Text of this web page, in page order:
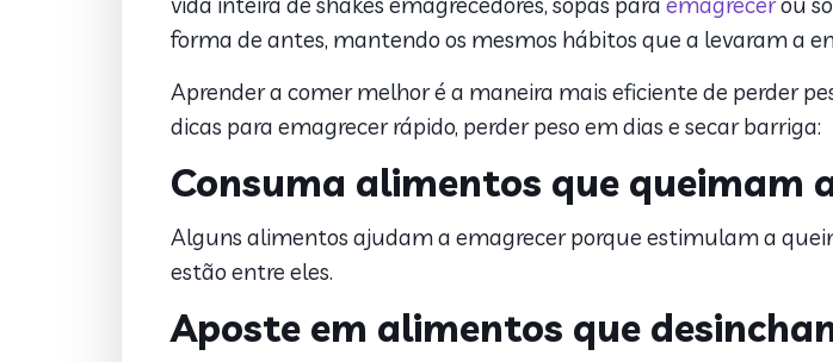
forma de antes, mantendo os mesmos hábitos que a levaram a
Aprender a comer melhor é a maneira mais eficiente de perder
dicas para emagrecer rápido, perder peso em dias e secar barriga:
Consuma alimentos que queimam
Alguns alimentos ajudam a emagrecer porque estimulam a
estão entre eles.
Aposte em alimentos que